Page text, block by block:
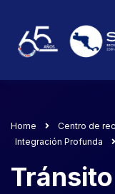
Home Centro de
Integración Profunda